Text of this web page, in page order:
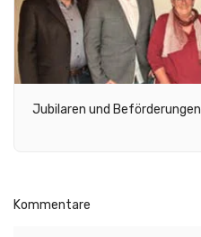
Jubilaren und Beförderungen
Kommentare